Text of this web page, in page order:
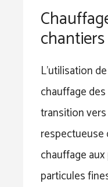
chantiers
L’utilisation
chauffage
transition
respectueuse
chauffage
particules